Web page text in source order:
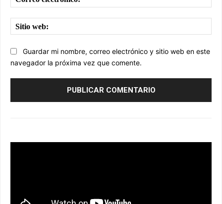
Guardar mi nombre, correo electrónico y sitio web en este
navegador la próxima vez que comente.